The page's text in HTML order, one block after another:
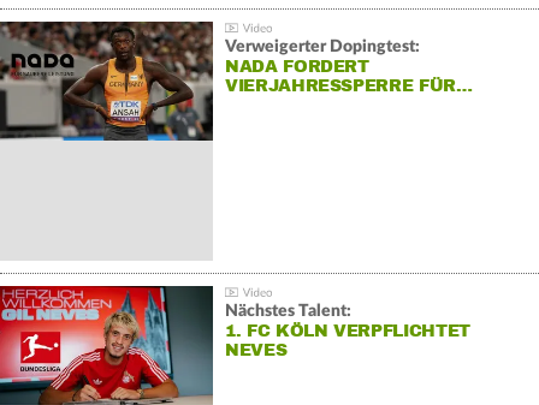
Verweigerter Dopingtest:
NADA FORDERT
VIERJAHRESSPERRE FÜR…
Nächstes Talent:
1. FC KÖLN VERPFLICHTET
NEVES